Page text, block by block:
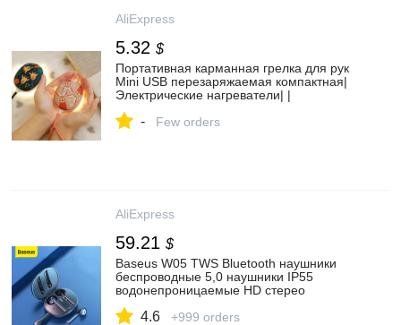
AliExpress
5.32 $
Портативная карманная грелка для рук
Mini USB перезаряжаемая компактная|
Электрические нагреватели| |
- Few orders
AliExpress
59.21 $
Baseus W05 TWS Bluetooth наушники
беспроводные 5,0 наушники IP55
водонепроницаемые HD стерео
зарядка|Наушники и гарнитуры| |
4.6 +999 orders